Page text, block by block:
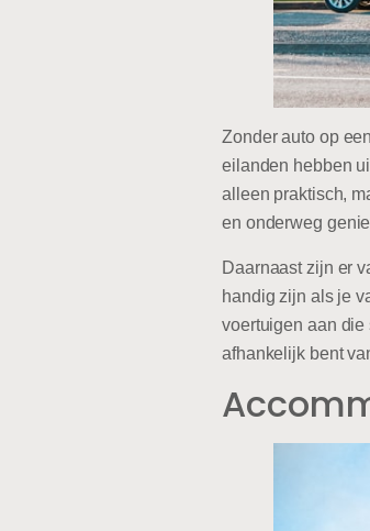
Zonder auto op
eilanden hebben
alleen praktisch,
en onderweg
Daarnaast zijn er
handig zijn als je
voertuigen aan
afhankelijk bent